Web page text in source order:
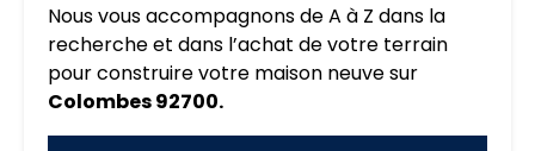
Nous vous accompagnons de A à Z dans la
recherche et dans l’achat de votre terrain
pour construire votre maison neuve sur
Colombes 92700.